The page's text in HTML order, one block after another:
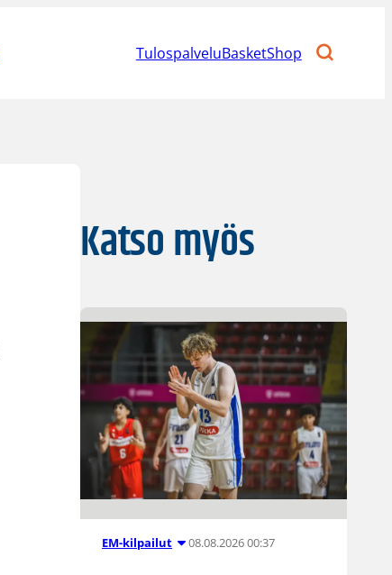
TulospalveluBasketShop
Katso myös
EM-kilpailut 08.08.2026 00:37